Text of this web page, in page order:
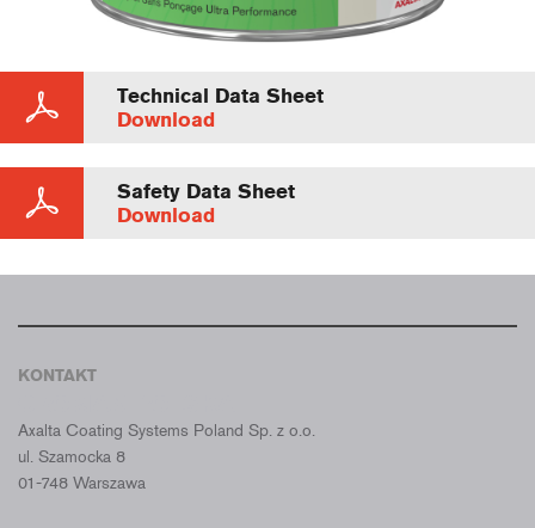
Technical Data Sheet
Download
Safety Data Sheet
Download
KONTAKT
Axalta Coating Systems Poland Sp. z o.o.
ul. Szamocka 8
01-748 Warszawa